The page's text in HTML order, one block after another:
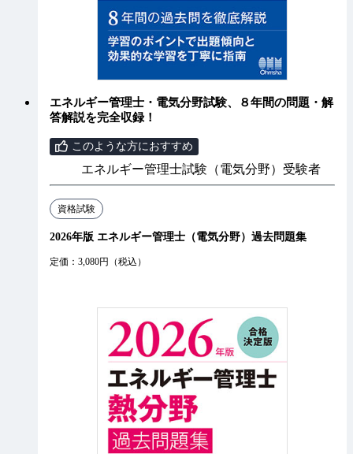
エネルギー管理士・電気分野試験、８年間の問題・解
答解説を完全収録！
このような方におすすめ
エネルギー管理士試験（電気分野）受験者
資格試験
2026年版 エネルギー管理士（電気分野）過去問題集
定価：3,080円（税込）